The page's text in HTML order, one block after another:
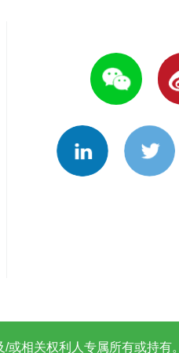
相关权利人专属所有或持有。